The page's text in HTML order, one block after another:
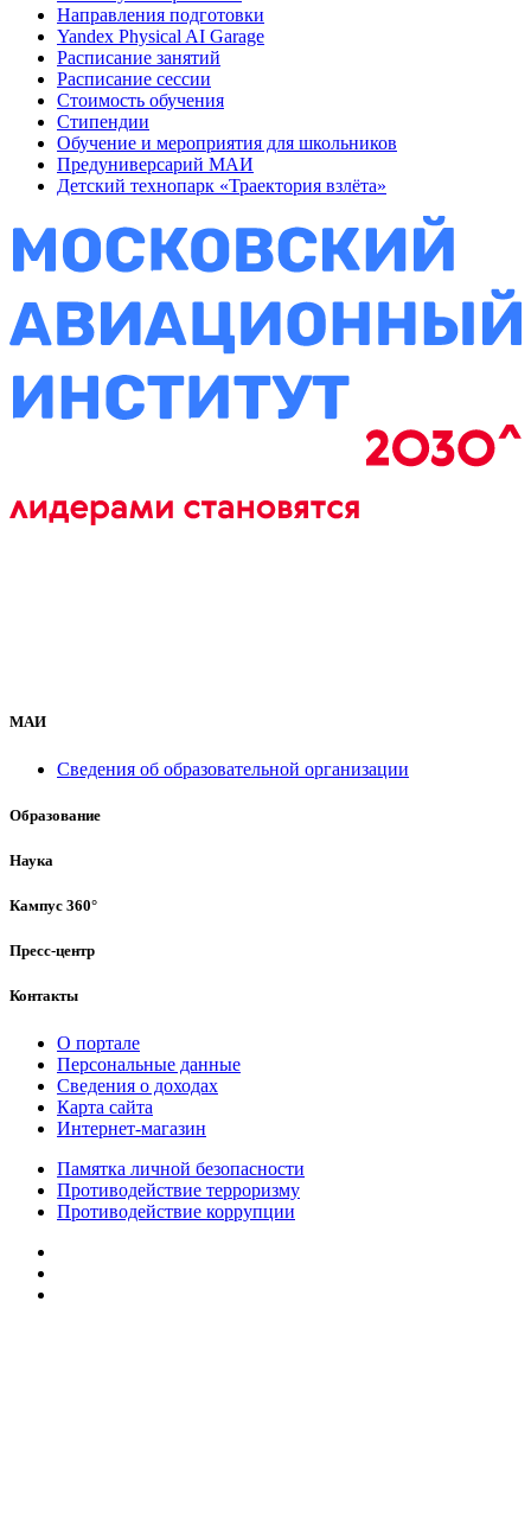
Направления подготовки
Yandex Physical AI Garage
Расписание занятий
Расписание сессии
Стоимость обучения
Стипендии
Обучение и мероприятия для школьников
Предуниверсарий МАИ
Детский технопарк «Траектория взлёта»
МАИ
Сведения об образовательной организации
Образование
Наука
Кампус 360°
Пресс-центр
Контакты
О портале
Персональные данные
Сведения о доходах
Карта сайта
Интернет-магазин
Памятка личной безопасности
Противодействие терроризму
Противодействие коррупции